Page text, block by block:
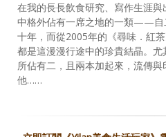
在我的長長飲食研究、寫作生涯
中格外佔有一席之地的一類——自
十年，而從2005年的《尋味．紅
都是這漫漫行途中的珍貴結晶。
所佔有二，且兩本加起來，流傳
他……